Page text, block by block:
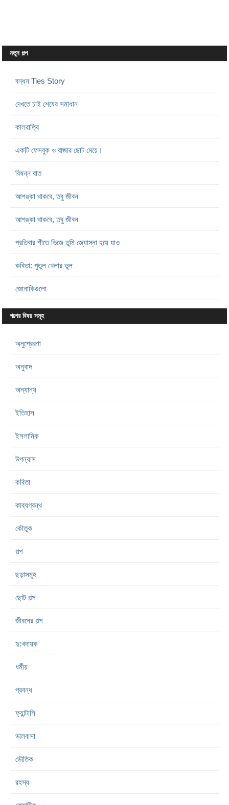
নতুন গল্প
বন্ধন Ties Story
দেখতে চাই শেষের সমাধান
কালরাত্রি
একটি ফেসবুক ও রাজার ছোট মেয়ে।
বিষন্ন রাত
আশঙ্কা থাকবে, তবু জীবন
আশঙ্কা থাকবে, তবু জীবন
প্রতিবার শীতে ভিজে তুমি জ্যোস্না হয়ে যাও
কবিতা: পুতুল খেলার ভুল
জোনাকিগুলো
গল্পের বিষয় সমূহ
অনুপ্রেরণা
অনুবাদ
অন্যান্য
ইতিহাস
ইসলামিক
উপন্যাস
কবিতা
কাব্যগ্রন্থ
কৌতুক
গল্প
ছড়াসমূহ
ছোট গল্প
জীবনের গল্প
দু:খদায়ক
ধর্মীয়
প্রবন্ধ
ফ্যান্টাসি
ভালবাসা
ভৌতিক
রহস্য